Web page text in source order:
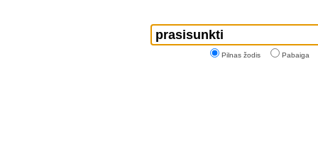
Pilnas žodis Pabaiga